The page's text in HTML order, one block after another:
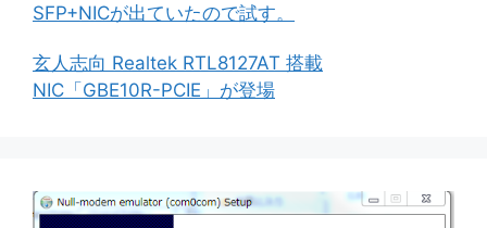
SFP+NICが出ていたので試す。
玄人志向 Realtek RTL8127AT 搭載
NIC「GBE10R-PCIE」が登場